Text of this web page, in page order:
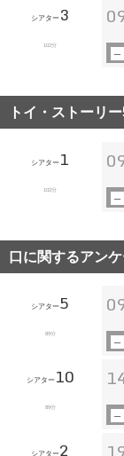
シアター 3
102分
トイ・ストーリ
シアター 1
102分
口に関するアンケ
シアター5
89分
シアター10
89分
シアター2